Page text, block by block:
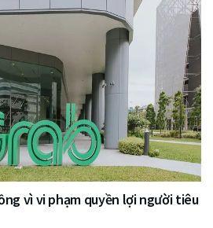
vì vi phạm quyền lợi người tiêu